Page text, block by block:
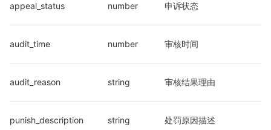
appeal_status number 申诉状态
audit_time number 审核时间
audit_reason string 审核结果理由
punish_description string 处罚原因描述